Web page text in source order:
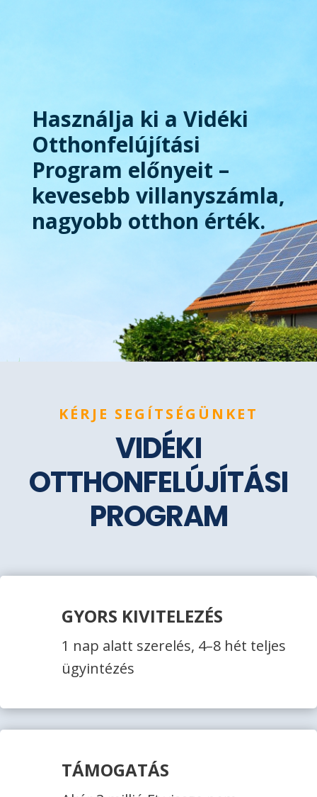
Használja ki a Vidéki
Otthonfelújítási
Program előnyeit –
kevesebb villanyszámla,
nagyobb otthon érték.
KÉRJE SEGÍTSÉGÜNKET
VIDÉKI
OTTHONFELÚJÍTÁSI
PROGRAM
GYORS KIVITELEZÉS
1 nap alatt szerelés, 4–8 hét teljes
ügyintézés
TÁMOGATÁS